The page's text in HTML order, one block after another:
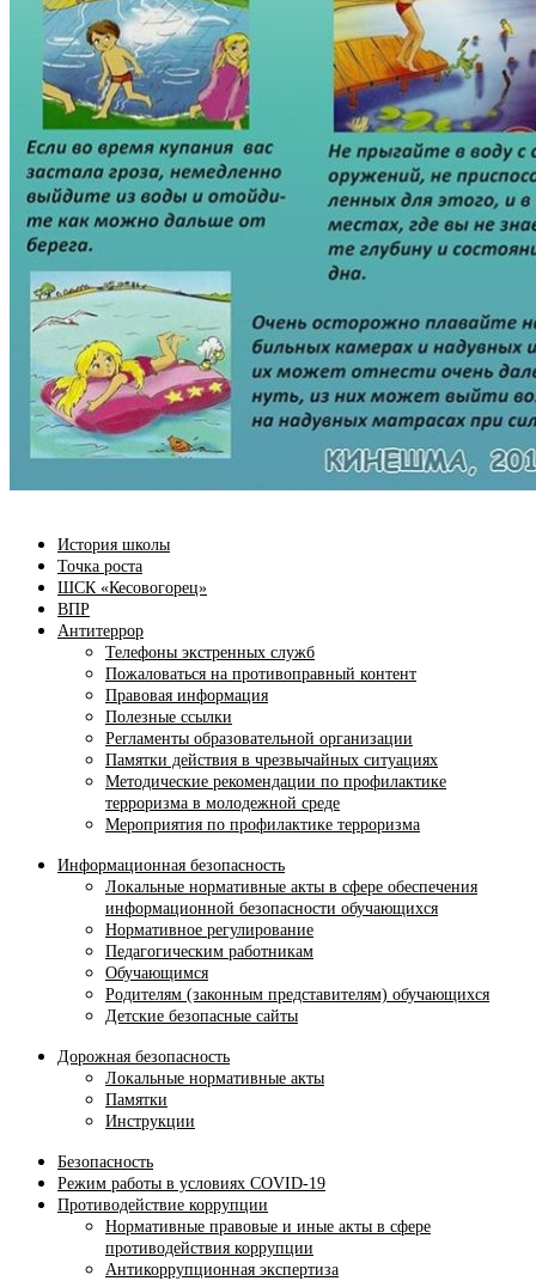
История школы
Точка роста
ШСК «Кесовогорец»
ВПР
Антитеррор
Телефоны экстренных служб
Пожаловаться на противоправный контент
Правовая информация
Полезные ссылки
Регламенты образовательной организации
Памятки действия в чрезвычайных ситуациях
Методические рекомендации по профилактике
терроризма в молодежной среде
Мероприятия по профилактике терроризма
Информационная безопасность
Локальные нормативные акты в сфере обеспечения
информационной безопасности обучающихся
Нормативное регулирование
Педагогическим работникам
Обучающимся
Родителям (законным представителям) обучающихся
Детские безопасные сайты
Дорожная безопасность
Локальные нормативные акты
Памятки
Инструкции
Безопасность
Режим работы в условиях COVID-19
Противодействие коррупции
Нормативные правовые и иные акты в сфере
противодействия коррупции
Антикоррупционная экспертиза